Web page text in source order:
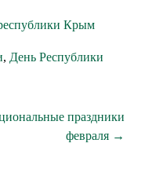
Крым
, День Республики
праздники
февраля →